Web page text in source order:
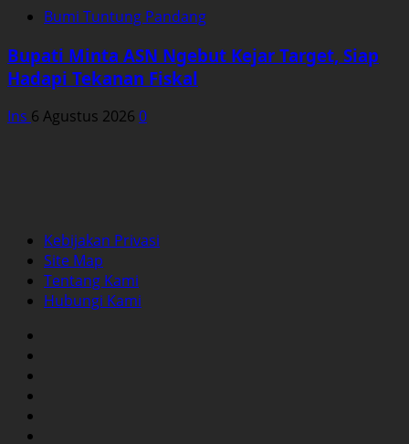
Bumi Tuntung Pandang
Bupati Minta ASN Ngebut Kejar Target, Siap
Hadapi Tekanan Fiskal
Ins 6 Agustus 2026 0
Kebijakan Privasi
Site Map
Tentang Kami
Hubungi Kami